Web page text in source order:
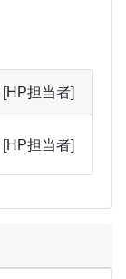
[HP担当者]
[HP担当者]